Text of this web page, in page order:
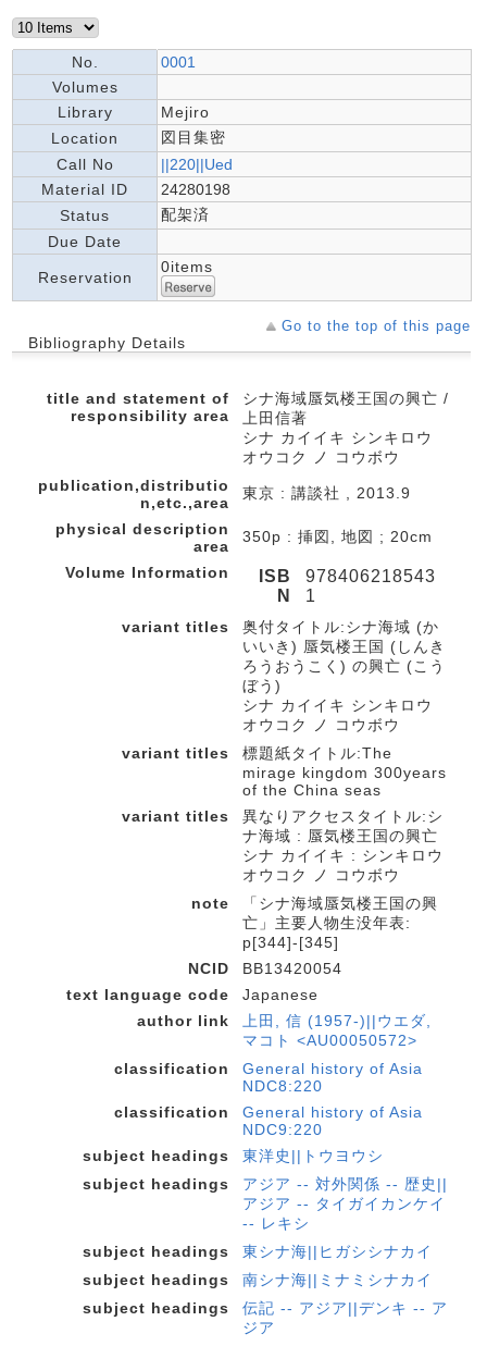
No.
0001
Volumes
Library
Mejiro
Location
図目集密
Call No
||220||Ued
Material ID
24280198
Status
配架済
Due Date
Reservation
0items
Go to the top of this page
Bibliography Details
title and statement of
responsibility area
シナ海域蜃気楼王国の興亡 /
上田信著
シナ カイイキ シンキロウ
オウコク ノ コウボウ
publication,distributio
n,etc.,area
東京 : 講談社 , 2013.9
physical description
area
350p : 挿図, 地図 ; 20cm
Volume Information
ISB
N
978406218543
1
variant titles
奥付タイトル:シナ海域 (か
いいき) 蜃気楼王国 (しんき
ろうおうこく) の興亡 (こう
ぼう)
シナ カイイキ シンキロウ
オウコク ノ コウボウ
variant titles
標題紙タイトル:The
mirage kingdom 300years
of the China seas
variant titles
異なりアクセスタイトル:シ
ナ海域 : 蜃気楼王国の興亡
シナ カイイキ : シンキロウ
オウコク ノ コウボウ
note
「シナ海域蜃気楼王国の興
亡」主要人物生没年表:
p[344]-[345]
NCID
BB13420054
text language code
Japanese
author link
上田, 信 (1957-)||ウエダ,
マコト <AU00050572>
classification
General history of Asia
NDC8:220
classification
General history of Asia
NDC9:220
subject headings
東洋史||トウヨウシ
subject headings
アジア -- 対外関係 -- 歴史||
アジア -- タイガイカンケイ
-- レキシ
subject headings
東シナ海||ヒガシシナカイ
subject headings
南シナ海||ミナミシナカイ
subject headings
伝記 -- アジア||デンキ -- ア
ジア